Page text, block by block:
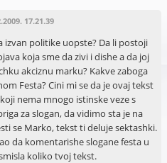
17.21.39
izvan politike uopste? Da li postoji
koja sme da zivi i dishe a da joj
akciznu marku? Kakve zaboga
Festa? Cini mi se da je ovaj tekst
nema mnogo istinske veze s
za slogan, da vidimo sta je na
se Marko, tekst ti deluje sektashki.
da komentarishe slogane festa u
koliko tvoj tekst.